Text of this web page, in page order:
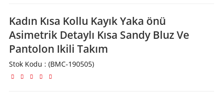
Kadın Kısa Kollu Kayık Yaka önü
Asimetrik Detaylı Kısa Sandy Bluz Ve
Pantolon Ikili Takım
Stok Kodu (BMC-190505)